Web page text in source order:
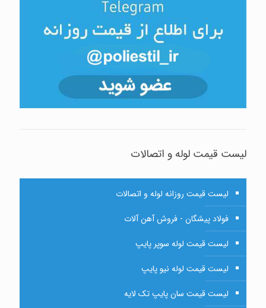
لیست قیمت لوله و اتصالات
لیست قیمت روزانه لوله و اتصالات
فولاد پیشگان - فروش آهن آلات
لیست قیمت لوله سوپر پایپ
لیست قیمت لوله نیو پایپ
لیست قیمت سان پایپ تک لایه